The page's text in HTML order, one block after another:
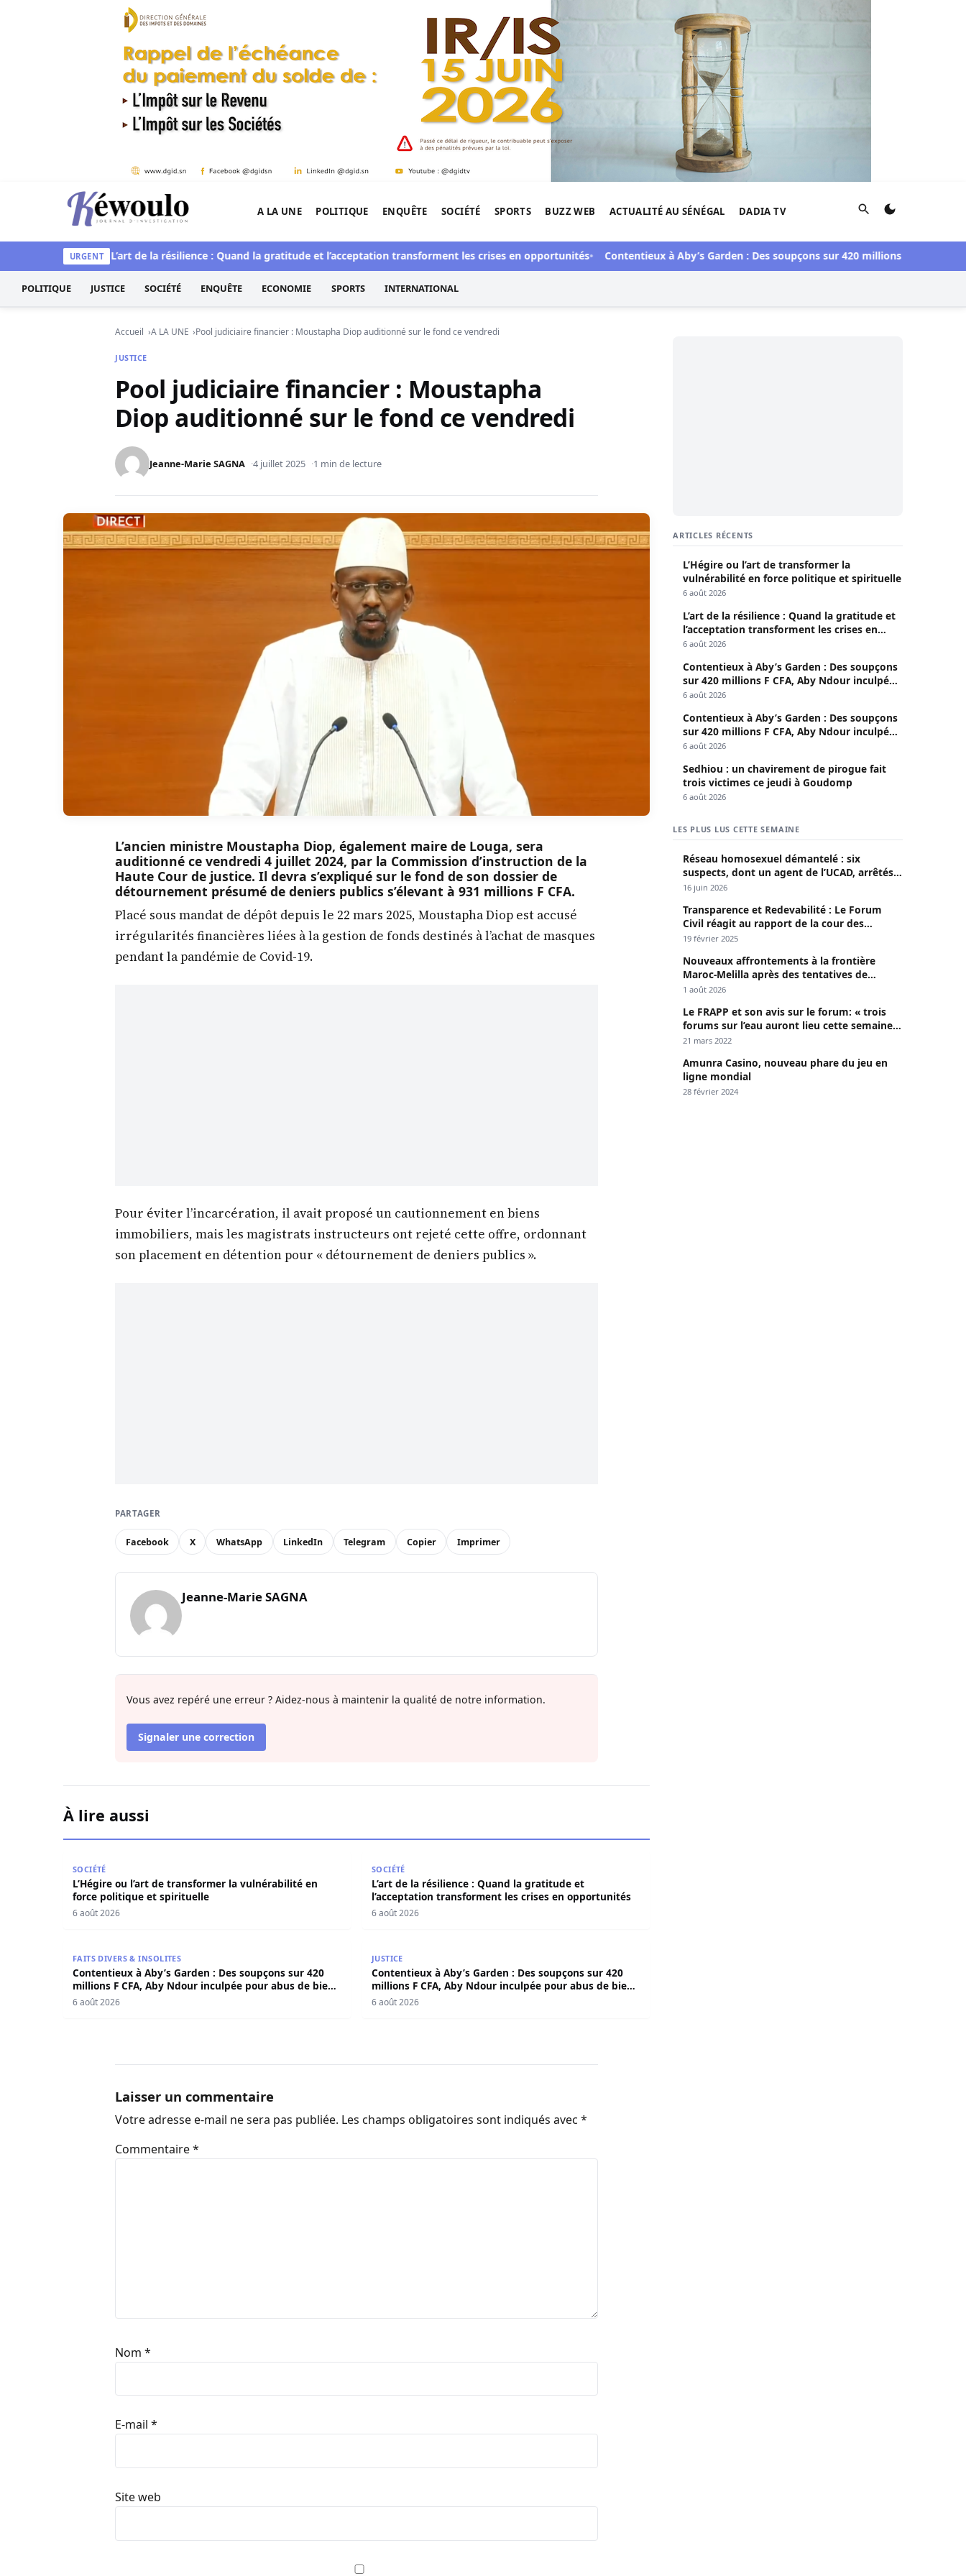
Aller au contenu
Kéwoulo, le premier site d'information et d'investigation de l'Afrique.
A LA UNE POLITIQUE ENQUÊTE SOCIÉTÉ SPORTS BUZZ WEB ACTUALITÉ AU SÉNÉGAL DADIA TV Rechercher
URGENT
L’art de la résilience : Quand la gratitude et l’acceptation transforment les crises en opportunités Contentieux à Aby’s Garden : Des soupçons sur 420 millions F CFA, Aby
POLITIQUE JUSTICE SOCIÉTÉ ENQUÊTE ECONOMIE SPORTS INTERNATIONAL
Accueil A LA UNE Pool judiciaire financier : Moustapha Diop auditionné sur le fond ce vendredi
JUSTICE
Pool judiciaire financier : Moustapha
Diop auditionné sur le fond ce vendredi
Jeanne-Marie SAGNA 4 juillet 2025 1 min de lecture
L’ancien ministre Moustapha Diop, également maire de Louga, sera
auditionné ce vendredi 4 juillet 2024, par la Commission d’instruction de la
Haute Cour de justice. Il devra s’expliqué sur le fond de son dossier de
détournement présumé de deniers publics s’élevant à 931 millions F CFA.
Placé sous mandat de dépôt depuis le 22 mars 2025, Moustapha Diop est accusé
irrégularités financières liées à la gestion de fonds destinés à l’achat de masques
pendant la pandémie de Covid-19.
Pour éviter l’incarcération, il avait proposé un cautionnement en biens
immobiliers, mais les magistrats instructeurs ont rejeté cette offre, ordonnant
son placement en détention pour « détournement de deniers publics ».
PARTAGER
Facebook X WhatsApp LinkedIn Telegram Copier Imprimer
Jeanne-Marie SAGNA
Vous avez repéré une erreur ? Aidez-nous à maintenir la qualité de notre information.
Signaler une correction
À lire aussi
SOCIÉTÉ
L’Hégire ou l’art de transformer la vulnérabilité en
force politique et spirituelle
6 août 2026
SOCIÉTÉ
L’art de la résilience : Quand la gratitude et
l’acceptation transforment les crises en opportunités
6 août 2026
FAITS DIVERS & INSOLITES
Contentieux à Aby’s Garden : Des soupçons sur 420
millions F CFA, Aby Ndour inculpée pour abus de biens
sociaux
6 août 2026
JUSTICE
Contentieux à Aby’s Garden : Des soupçons sur 420
millions F CFA, Aby Ndour inculpée pour abus de biens
sociaux
6 août 2026
Laisser un commentaire
Votre adresse e-mail ne sera pas publiée. Les champs obligatoires sont indiqués avec *
Commentaire*
Nom *
E-mail *
Site web
ARTICLES RÉCENTS
L’Hégire ou l’art de transformer la
vulnérabilité en force politique et spirituelle
6 août 2026
L’art de la résilience : Quand la gratitude et
l’acceptation transforment les crises en
opportunités
6 août 2026
Contentieux à Aby’s Garden : Des soupçons
sur 420 millions F CFA, Aby Ndour inculpée
pour abus de biens sociaux
6 août 2026
Contentieux à Aby’s Garden : Des soupçons
sur 420 millions F CFA, Aby Ndour inculpée
pour abus de biens sociaux
6 août 2026
Sedhiou : un chavirement de pirogue fait
trois victimes ce jeudi à Goudomp
6 août 2026
LES PLUS LUS CETTE SEMAINE
Réseau homosexuel démantelé : six
suspects, dont un agent de l’UCAD, arrêtés à
Keur Massar ; l’un avoue avoir propagé le
16 juin 2026
Transparence et Redevabilité : Le Forum
Civil réagit au rapport de la cour des
comptes
19 février 2025
Nouveaux affrontements à la frontière
Maroc-Melilla après des tentatives de
passage
1 août 2026
Le FRAPP et son avis sur le forum: « trois
forums sur l’eau auront lieu cette semaine à
Dakar »
21 mars 2022
Amunra Casino, nouveau phare du jeu en
ligne mondial
28 février 2024